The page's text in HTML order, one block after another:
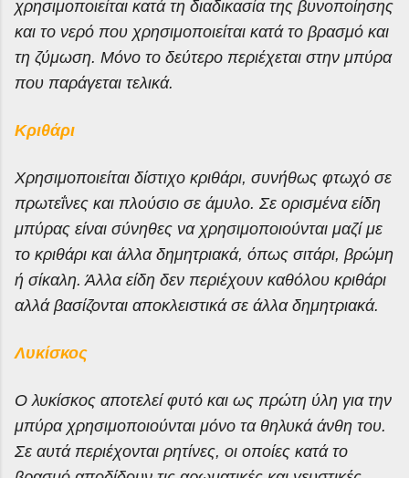
χρησιμοποιείται κατά τη διαδικασία της βυνοποίησης
και το νερό που χρησιμοποιείται κατά το βρασμό και
τη ζύμωση. Μόνο το δεύτερο περιέχεται στην μπύρα
που παράγεται τελικά.
Κριθάρι
Χρησιμοποιείται δίστιχο κριθάρι, συνήθως φτωχό σε
πρωτεΐνες και πλούσιο σε άμυλο. Σε ορισμένα είδη
μπύρας είναι σύνηθες να χρησιμοποιούνται μαζί με
το κριθάρι και άλλα δημητριακά, όπως σιτάρι, βρώμη
ή σίκαλη. Άλλα είδη δεν περιέχουν καθόλου κριθάρι
αλλά βασίζονται αποκλειστικά σε άλλα δημητριακά.
Λυκίσκος
Ο λυκίσκος αποτελεί φυτό και ως πρώτη ύλη για την
μπύρα χρησιμοποιούνται μόνο τα θηλυκά άνθη του.
Σε αυτά περιέχονται ρητίνες, οι οποίες κατά το